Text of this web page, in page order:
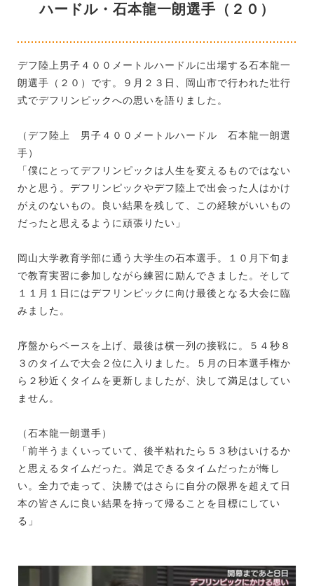
ハードル・石本龍一朗選手（２０）
デフ陸上男子４００メートルハードルに出場する石本龍一
朗選手（２０）です。９月２３日、岡山市で行われた壮行
式でデフリンピックへの思いを語りました。
（デフ陸上 男子４００メートルハードル 石本龍一朗選
手）
「僕にとってデフリンピックは人生を変えるものではない
かと思う。デフリンピックやデフ陸上で出会った人はかけ
がえのないもの。良い結果を残して、この経験がいいもの
だったと思えるように頑張りたい」
岡山大学教育学部に通う大学生の石本選手。１０月下旬ま
で教育実習に参加しながら練習に励んできました。そして
１１月１日にはデフリンピックに向け最後となる大会に臨
みました。
序盤からペースを上げ、最後は横一列の接戦に。５４秒８
３のタイムで大会２位に入りました。５月の日本選手権か
ら２秒近くタイムを更新しましたが、決して満足はしてい
ません。
（石本龍一朗選手）
「前半うまくいっていて、後半粘れたら５３秒はいけるか
と思えるタイムだった。満足できるタイムだったが悔し
い。全力で走って、決勝ではさらに自分の限界を超えて日
本の皆さんに良い結果を持って帰ることを目標にしてい
る」